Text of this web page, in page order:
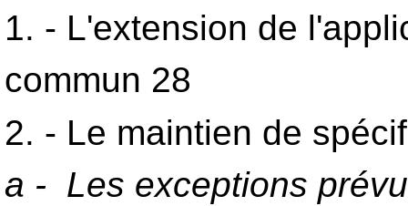
1. - L'extension de
commun 28
2. - Le maintien de
a - Les exceptions